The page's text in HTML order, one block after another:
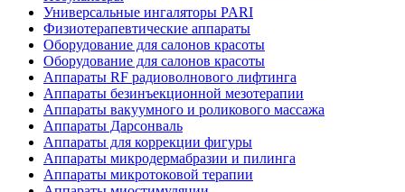
Универсальные ингаляторы PARI
Физиотерапевтические аппараты
Оборудование для салонов красоты
Оборудование для салонов красоты
Аппараты RF радиоволнового лифтинга
Аппараты безинъекционной мезотерапии
Аппараты вакуумного и роликового массажа
Аппараты Дарсонваль
Аппараты для коррекции фигуры
Аппараты микродермабразии и пилинга
Аппараты микротоковой терапии